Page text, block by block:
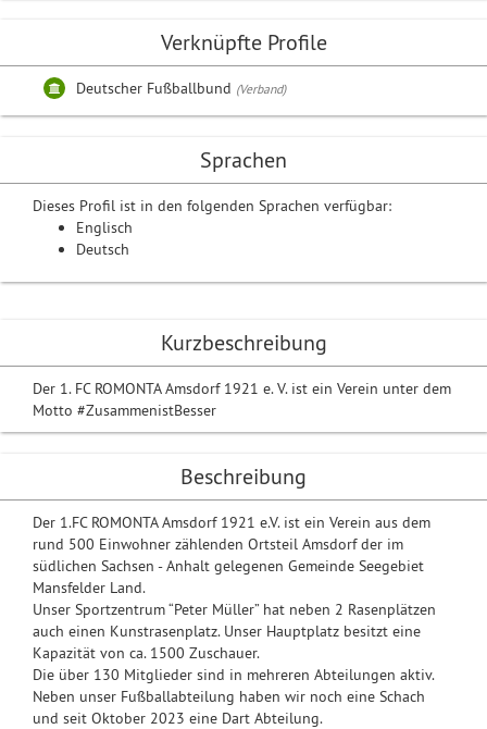
Kurzbeschreibung
Der 1. FC ROMONTA Amsdorf 1921 e. V. ist ein Verein unter dem
Motto #ZusammenistBesser
Beschreibung
Der 1.FC ROMONTA Amsdorf 1921 e.V. ist ein Verein aus dem
rund 500 Einwohner zählenden Ortsteil Amsdorf der im
südlichen Sachsen - Anhalt gelegenen Gemeinde Seegebiet
Mansfelder Land.
Unser Sportzentrum “Peter Müller” hat neben 2 Rasenplätzen
auch einen Kunstrasenplatz. Unser Hauptplatz besitzt eine
Kapazität von ca. 1500 Zuschauer.
Die über 130 Mitglieder sind in mehreren Abteilungen aktiv.
Neben unser Fußballabteilung haben wir noch eine Schach
und seit Oktober 2023 eine Dart Abteilung.
Verknüpfte Profile
Deutscher Fußballbund (Verband)
Sprachen
Dieses Profil ist in den folgenden Sprachen verfügbar:
Englisch
Deutsch